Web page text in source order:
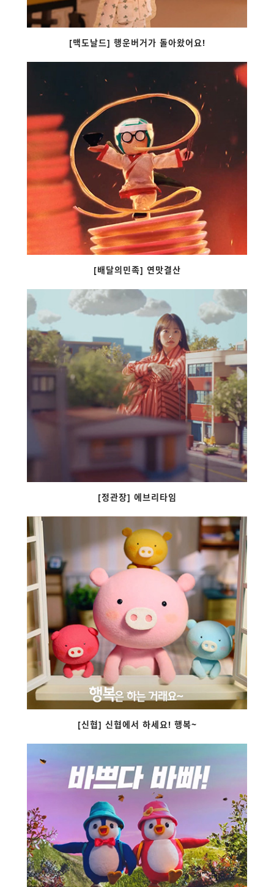
[맥도날드] 행운버거가 돌아왔어요!
[배달의민족] 연맛결산
[정관장] 에브리타임
[신협] 신협에서 하세요! 행복~